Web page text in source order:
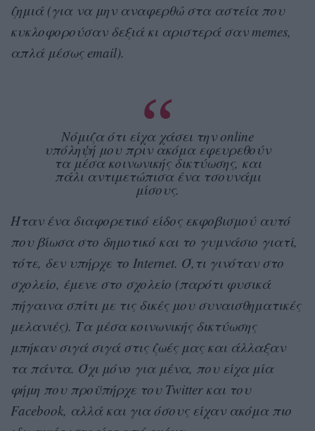
ζημιά (για να μην αναφερθώ στα αστεία που
κυκλοφορούσαν δεξιά κι αριστερά σαν memes,
απλά μέσως email).
Νόμιζα ότι είχα χάσει την online
υπόληψή μου πριν ακόμα εφευρεθούν
τα μέσα κοινωνικής δικτύωσης, και
πάλι αντιμετώπισα ένα τσουνάμι
μίσους.
Ήταν ένα διαφορετικό είδος εκφοβισμού αυτό
που βίωσα στο δημοτικό και το γυμνάσιο γιατί,
τότε, δεν υπήρχε το Internet. Ό,τι γινόταν στο
σχολείο, έμενε στο σχολείο (παρότι φυσικά
πήγαινα σπίτι με τις δικές μου συναισθηματικές
μελανιές). Τα μέσα κοινωνικής δικτύωσης
μπήκαν σιγά σιγά στις ζωές μας και άλλαξαν
τα πάντα. Όχι μόνο για μένα, που είχα μία
φήμη που προϋπήρχε του Twitter και του
Facebook, αλλά και για όσους είχαν ακόμα πιο